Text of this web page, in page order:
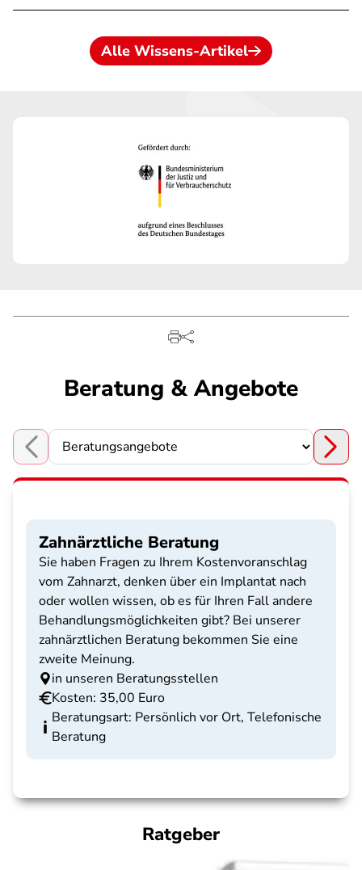
Alle Wissens-Artikel
Beratung & Angebote
Choose a section
Zahnärztliche Beratung
Sie haben Fragen zu Ihrem Kostenvoranschlag
vom Zahnarzt, denken über ein Implantat nach
oder wollen wissen, ob es für Ihren Fall andere
Behandlungsmöglichkeiten gibt? Bei unserer
zahnärztlichen Beratung bekommen Sie eine
zweite Meinung.
in unseren Beratungsstellen
Kosten: 35,00 Euro
Beratungsart: Persönlich vor Ort, Telefonische
Beratung
Ratgeber